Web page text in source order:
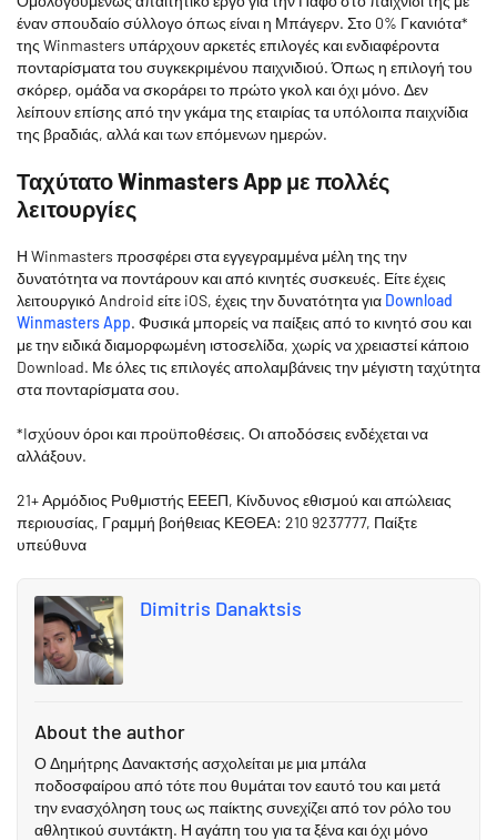
έναν σπουδαίο σύλλογο όπως είναι η Μπάγερν. Στο 0% Γκανιότα*
της Winmasters υπάρχουν αρκετές επιλογές και ενδιαφέροντα
πονταρίσματα του συγκεκριμένου παιχνιδιού. Όπως η επιλογή του
σκόρερ, ομάδα να σκοράρει το πρώτο γκολ και όχι μόνο. Δεν
λείπουν επίσης από την γκάμα της εταιρίας τα υπόλοιπα παιχνίδια
της βραδιάς, αλλά και των επόμενων ημερών.
Ταχύτατο Winmasters App με πολλές
λειτουργίες
Η Winmasters προσφέρει στα εγγεγραμμένα μέλη της την
δυνατότητα να ποντάρουν και από κινητές συσκευές. Είτε έχεις
λειτουργικό Android είτε iOS, έχεις την δυνατότητα για Download
Winmasters App. Φυσικά μπορείς να παίξεις από το κινητό σου και
με την ειδικά διαμορφωμένη ιστοσελίδα, χωρίς να χρειαστεί κάποιο
Download. Με όλες τις επιλογές απολαμβάνεις την μέγιστη ταχύτητα
στα πονταρίσματα σου.
*Iσχύουν όροι και προϋποθέσεις. Οι αποδόσεις ενδέχεται να
αλλάξουν.
21+ Αρμόδιος Ρυθμιστής ΕΕΕΠ, Κίνδυνος εθισμού και απώλειας
περιουσίας, Γραμμή βοήθειας ΚΕΘΕΑ: 210 9237777, Παίξτε
υπεύθυνα
Dimitris Danaktsis
About the author
Ο Δημήτρης Δανακτσής ασχολείται με μια μπάλα
ποδοσφαίρου από τότε που θυμάται τον εαυτό του και μετά
την ενασχόληση τους ως παίκτης συνεχίζει από τον ρόλο του
αθλητικού συντάκτη. Η αγάπη του για τα ξένα και όχι μόνο